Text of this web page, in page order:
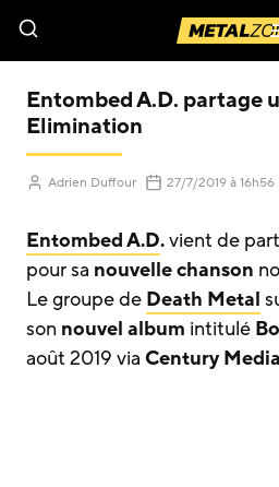
Entombed A.D. partage
Elimination
Adrien Duffour 27/7/2019(Mis à
à 16h56
Entombed A.D.vient de
pour sa nouvelle chanson
Le groupe de Death Metal
son nouvel album intitulé
août 2019 via Century